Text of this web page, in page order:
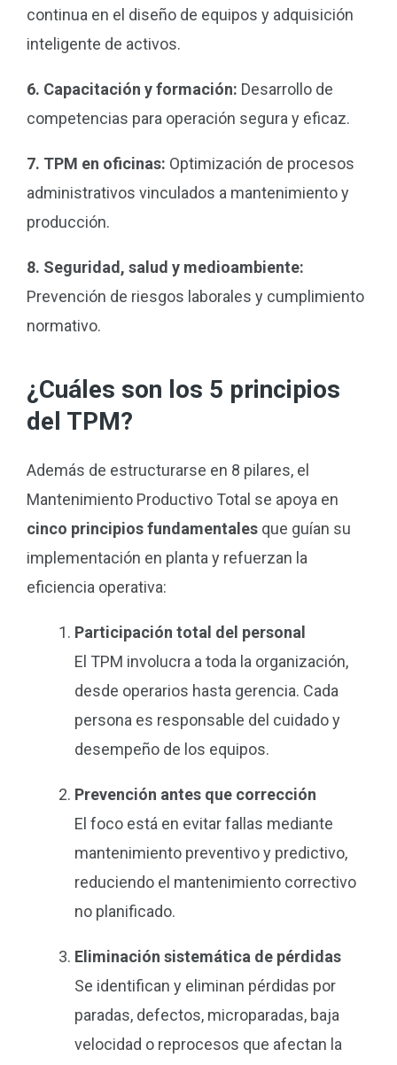
continua en el diseño de equipos y adquisición
inteligente de activos.
6. Capacitación y formación: Desarrollo de
competencias para operación segura y eficaz.
7. TPM en oficinas: Optimización de procesos
administrativos vinculados a mantenimiento y
producción.
8. Seguridad, salud y medioambiente:
Prevención de riesgos laborales y cumplimiento
normativo.
¿Cuáles son los 5 principios
del TPM?
Además de estructurarse en 8 pilares, el
Mantenimiento Productivo Total se apoya en
cinco principios fundamentales que guían su
implementación en planta y refuerzan la
eficiencia operativa:
Participación total del personal
El TPM involucra a toda la organización,
desde operarios hasta gerencia. Cada
persona es responsable del cuidado y
desempeño de los equipos.
Prevención antes que corrección
El foco está en evitar fallas mediante
mantenimiento preventivo y predictivo,
reduciendo el mantenimiento correctivo
no planificado.
Eliminación sistemática de pérdidas
Se identifican y eliminan pérdidas por
paradas, defectos, microparadas, baja
velocidad o reprocesos que afectan la